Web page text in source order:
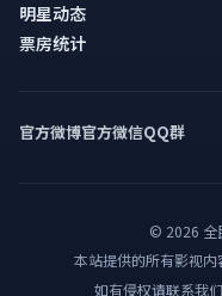
明星动态
票房统计
官方微博官方微信QQ群
© 2026 全
本站提供的所有影视
如有侵权请联系我